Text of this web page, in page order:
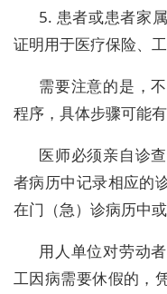
5. 患者或患者家
证明用于医疗保险、
需要注意的是，
程序，具体步骤可能有
医师必须亲自诊
者病历中记录相应的
在门（急）诊病历中
用人单位对劳动
工因病需要休假的，